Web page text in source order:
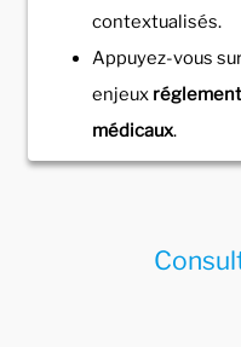
contextualisés.
Appuyez-vous
enjeux
médicaux.